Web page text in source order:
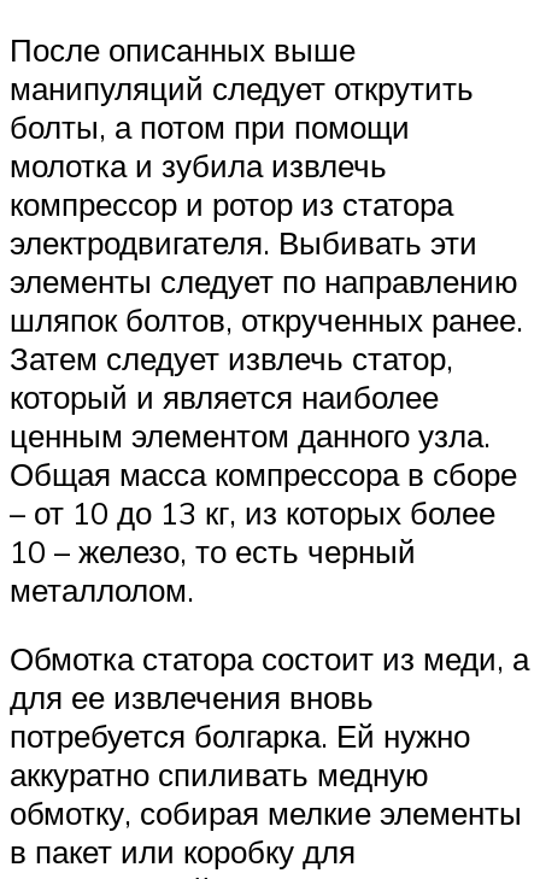
После описанных выше
манипуляций следует открутить
болты, а потом при помощи
молотка и зубила извлечь
компрессор и ротор из статора
электродвигателя. Выбивать эти
элементы следует по направлению
шляпок болтов, открученных ранее.
Затем следует извлечь статор,
который и является наиболее
ценным элементом данного узла.
Общая масса компрессора в сборе
– от 10 до 13 кг, из которых более
10 – железо, то есть черный
металлолом.
Обмотка статора состоит из меди, а
для ее извлечения вновь
потребуется болгарка. Ей нужно
аккуратно спиливать медную
обмотку, собирая мелкие элементы
в пакет или коробку для